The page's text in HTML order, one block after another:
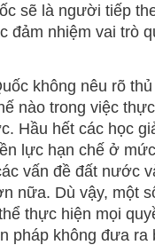
sẽ là người tiếp
đảm nhiệm vai trò
không nêu rõ
nào trong việc
Hầu hết các học
lực hạn chế ở
vấn đề đất nước
nữa. Dù vậy, một
thực hiện mọi
pháp không đưa ra